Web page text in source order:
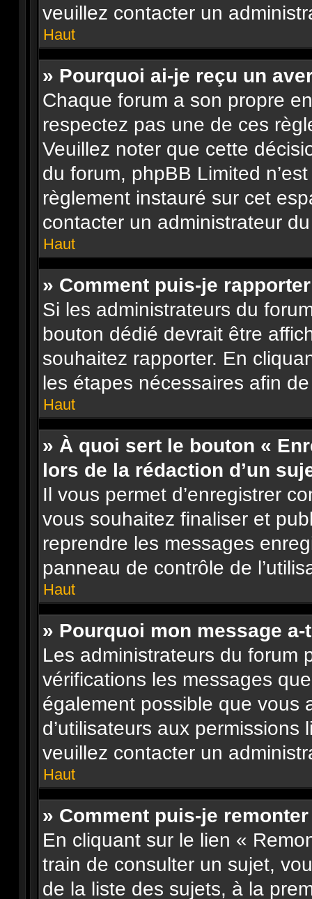
veuillez contacter un
Haut
» Pourquoi ai-je reçu un
Chaque forum a son propre
respectez pas une de ces
Veuillez noter que cette
du forum, phpBB Limited
règlement instauré sur cet
contacter un administrateur
Haut
» Comment puis-je
Si les administrateurs du
bouton dédié devrait être
souhaitez rapporter. En
les étapes nécessaires afin
Haut
» À quoi sert le bouton «
lors de la rédaction d’un
Il vous permet d’enregistrer
vous souhaitez finaliser et
reprendre les messages
panneau de contrôle de
Haut
» Pourquoi mon message
Les administrateurs du forum
vérifications les messages
également possible que vous
d’utilisateurs aux permissions
veuillez contacter un
Haut
» Comment puis-je
En cliquant sur le lien «
train de consulter un sujet,
de la liste des sujets, à la